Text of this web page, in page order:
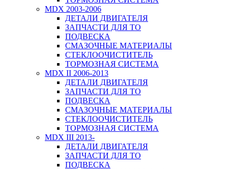
MDX 2003-2006
ДЕТАЛИ ДВИГАТЕЛЯ
ЗАПЧАСТИ ДЛЯ ТО
ПОДВЕСКА
СМАЗОЧНЫЕ МАТЕРИАЛЫ
СТЕКЛООЧИСТИТЕЛЬ
ТОРМОЗНАЯ СИСТЕМА
MDX II 2006-2013
ДЕТАЛИ ДВИГАТЕЛЯ
ЗАПЧАСТИ ДЛЯ ТО
ПОДВЕСКА
СМАЗОЧНЫЕ МАТЕРИАЛЫ
СТЕКЛООЧИСТИТЕЛЬ
ТОРМОЗНАЯ СИСТЕМА
MDX III 2013-
ДЕТАЛИ ДВИГАТЕЛЯ
ЗАПЧАСТИ ДЛЯ ТО
ПОДВЕСКА